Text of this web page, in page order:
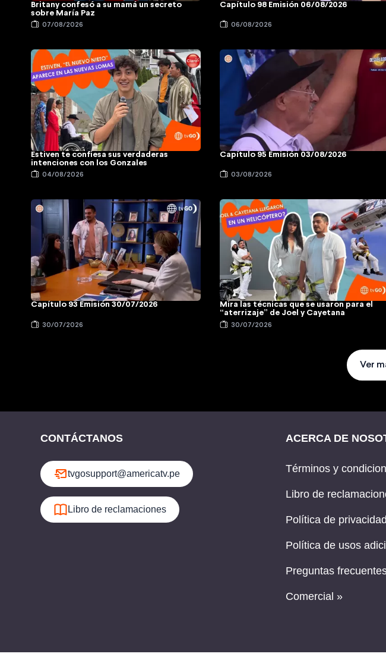
Britany confesó a su mamá un secreto
sobre María Paz
07/08/2026
Capítulo 98 Emisión 06/08/2026
06/08/2026
Estiven te confiesa sus verdaderas
intenciones con los Gonzales
04/08/2026
Capítulo 95 Emisión 03/08/2026
03/08/2026
Capítulo 93 Emisión 30/07/2026
30/07/2026
Mira las técnicas que se usaron para el
“aterrizaje” de Joel y Cayetana
30/07/2026
Ver
CONTÁCTANOS
tvgosupport@americatv.pe
Libro de reclamaciones
ACERCA DE
Términos y
Libro de
Política de
Política de usos
Preguntas
Comercial »